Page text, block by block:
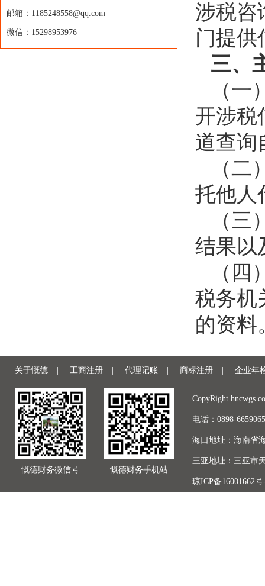
邮箱：1185248558@qq.com
微信：15298953976
涉税咨
门提供
三、
（
开涉税
道查询
（
托他人
（
结果以
（
税务机
的资料
关于慨德 工商注册 代理记账 商标注册 企业年
慨德财务微信号 慨德财务手机站
CopyRight
电话：0898-
海口地址：海南省
三亚地址：三亚市
琼ICP备16001662号